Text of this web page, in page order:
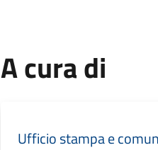
A cura di
Ufficio stampa e